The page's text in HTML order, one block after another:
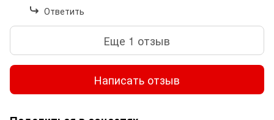
Ответить
Еще 1 отзыв
Написать отзыв